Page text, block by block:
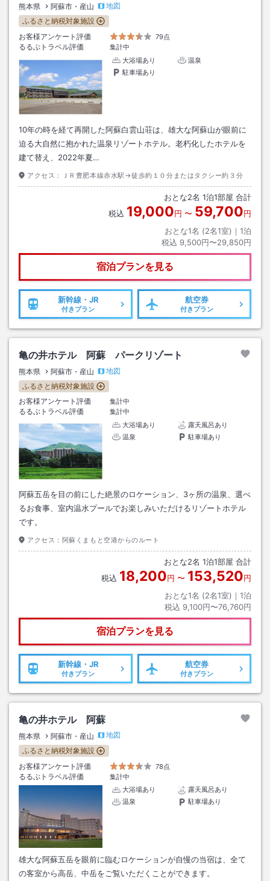
熊本県 阿蘇市・産山
地図
ふるさと納税対象施設
お客様アンケート評価
79点
るるぶトラベル評価
集計中
大浴場あり
温泉
駐車場あり
10年の時を経て再開した阿蘇白雲山荘は、雄大な阿蘇山が眼前に
迫る大自然に抱かれた温泉リゾートホテル。老朽化したホテルを
建て替え、2022年夏…
アクセス： ＪＲ豊肥本線赤水駅→徒歩約１０分またはタクシー約３分
おとな2名 1泊1部屋 合計
税込 19,000円 〜 59,700円
おとな1名 (2名1室)｜ 1泊
税込 9,500円〜29,850円
宿泊プランを見る
新幹線・JR
付きプラン
航空券
付きプラン
亀の井ホテル 阿蘇 パークリゾート
熊本県 阿蘇市・産山
地図
ふるさと納税対象施設
お客様アンケート評価
集計中
るるぶトラベル評価
集計中
大浴場あり
露天風呂あり
温泉
駐車場あり
阿蘇五岳を目の前にした絶景のロケーション、3ヶ所の温泉、選べ
るお食事、室内温水プールでお楽しみいただけるリゾートホテル
です。
アクセス： 阿蘇くまもと空港からのルート
おとな2名 1泊1部屋 合計
税込 18,200円 〜 153,520円
おとな1名 (2名1室)｜ 1泊
税込 9,100円〜76,760円
宿泊プランを見る
新幹線・JR
付きプラン
航空券
付きプラン
亀の井ホテル 阿蘇
熊本県 阿蘇市・産山
地図
ふるさと納税対象施設
お客様アンケート評価
78点
るるぶトラベル評価
集計中
大浴場あり
露天風呂あり
温泉
駐車場あり
雄大な阿蘇五岳を眼前に臨むロケーションが自慢の当宿は、全て
の客室から高岳、中岳をご覧いただくことができます。